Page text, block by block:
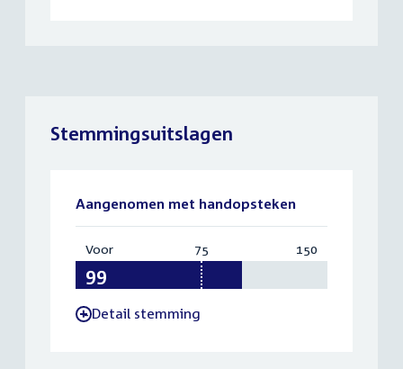
Stemmingsuitslagen
Aangenomen met handopsteken
Voor:
75 150
-Detail stemming